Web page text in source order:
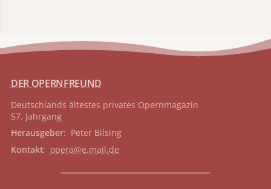
DER OPERNFREUND
Deutschlands ältestes privates Opernmagazin
57. Jahrgang
Herausgeber: Peter Bilsing
Kontakt: opera@e.mail.de